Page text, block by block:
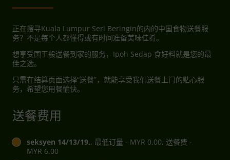
正在搜寻Kuala Lumpur Seri Beringin的内的中国食物送餐服
务？不是每个人都懂得或有时间准备美味佳肴。
想享受国王般送餐到家的服务，Ipoh Sedap 食好料就是您的最
佳之选。
只需在结算页面选择“送餐”，就能享受我们送餐上门的贴心服
务，希望您用餐愉快。
送餐费用
seksyen 14/13/19,, 最低订量 - MYR 0.00, 送餐费 -
MYR 6.00